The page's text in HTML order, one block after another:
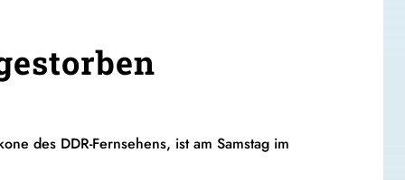
des DDR-Fernsehens, ist am Samstag im